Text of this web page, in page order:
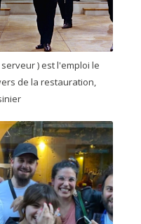
) est l'emploi le
de la restauration,